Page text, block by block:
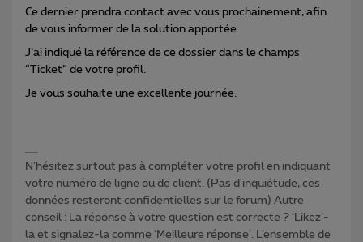
Ce dernier prendra contact avec vous prochainement, afin
de vous informer de la solution apportée.
J’ai indiqué la référence de ce dossier dans le champs
“Ticket” de votre profil.
Je vous souhaite une excellente journée.
N'hésitez surtout pas à compléter votre profil en indiquant
votre numéro de ligne ou de client. (Pas d'inquiétude, ces
données resteront confidentielles sur le forum) Autre
conseil : La réponse à votre question est correcte ? ‘Likez’-
la et signalez-la comme ‘Meilleure réponse’. L’ensemble de